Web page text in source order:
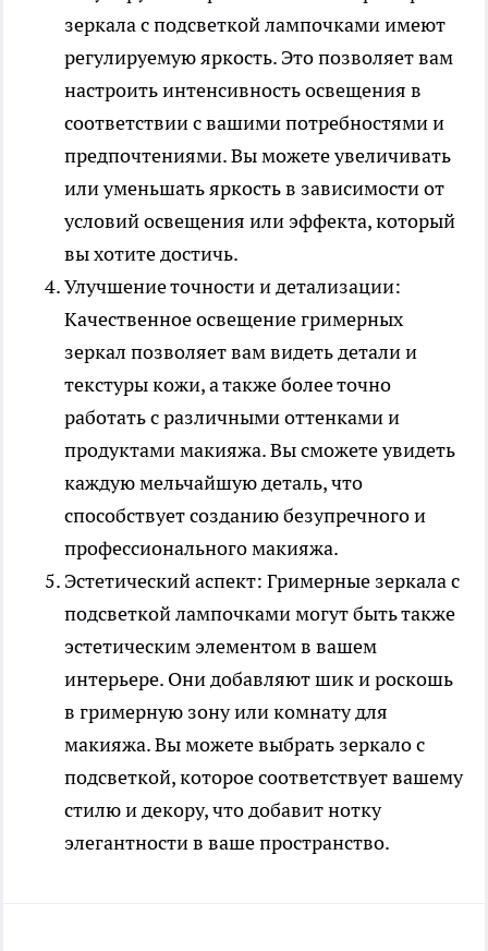
зеркала с подсветкой лампочками имеют
регулируемую яркость. Это позволяет вам
настроить интенсивность освещения в
соответствии с вашими потребностями и
предпочтениями. Вы можете увеличивать
или уменьшать яркость в зависимости от
условий освещения или эффекта, который
вы хотите достичь.
Улучшение точности и детализации:
Качественное освещение гримерных
зеркал позволяет вам видеть детали и
текстуры кожи, а также более точно
работать с различными оттенками и
продуктами макияжа. Вы сможете увидеть
каждую мельчайшую деталь, что
способствует созданию безупречного и
профессионального макияжа.
Эстетический аспект: Гримерные зеркала с
подсветкой лампочками могут быть также
эстетическим элементом в вашем
интерьере. Они добавляют шик и роскошь
в гримерную зону или комнату для
макияжа. Вы можете выбрать зеркало с
подсветкой, которое соответствует вашему
стилю и декору, что добавит нотку
элегантности в ваше пространство.